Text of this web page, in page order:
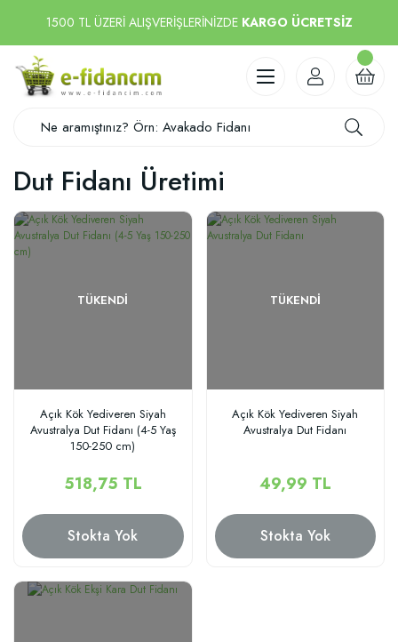
1500 TL ÜZERİ ALIŞVERİŞLERİNİZDE KARGO ÜCRETSİZ
Dut Fidanı Üretimi
TÜKENDI
Açık Kök Yediveren Siyah
Avustralya Dut Fidanı (4-5 Yaş
150-250 cm)
518,75 TL
Stokta Yok
TÜKENDI
Açık Kök Yediveren Siyah
Avustralya Dut Fidanı
49,99 TL
Stokta Yok